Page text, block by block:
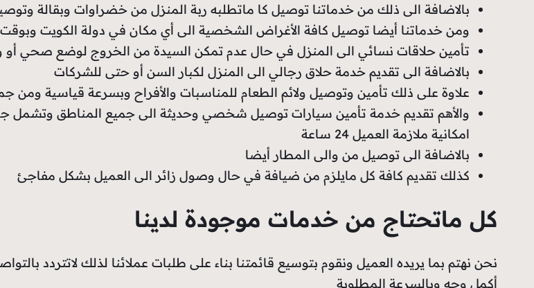
بالاضافة الى ذلك من خدماتنا توصيل كا ماتطلبه ربة المنزل من خضراوات وبقالة
ومن خدماتنا أيضا توصيل كافة الأغراض الشخصية الى أي مكان في دولة الكويت
تأمين حلاقات نسائي الى المنزل في حال عدم تمكن السيدة من الخروج لوضع صحي
بالاضافة الى تقديم خدمة حلاق رجالي الى المنزل لكبار السن أو حتى للشركات
علاوة على ذلك تأمين وتوصيل ولائم الطعام للمناسبات والأفراح وبسرعة قياسية ومن
والأهم تقديم خدمة تأمين سيارات توصيل شخصي وحديثة الى جميع المناطق وتشمل
امكانية ملازمة العميل 24 ساعة
بالاضافة الى توصيل من والى المطار أيضا
كذلك تقديم كافة كل مايلزم من ضيافة في حال وصول زائر الى العميل بشكل مفاجئ
كل ماتحتاج من خدمات موجودة لدينا
نحن نهتم بما يريده العميل ونقوم بتوسيع قائمتنا بناء على طلبات عملائنا لذلك لاتتردد
أكمل وجه وبالسرعة المطلوبة